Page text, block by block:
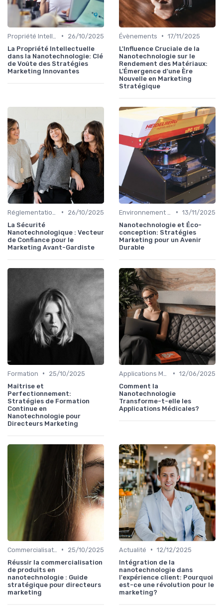
•
26/10/2025
La Propriété Intellectuelle
dans la Nanotechnologie: Clé
de Voûte des Stratégies
Marketing Innovantes
Évènements • 17/11/2025
L'Influence Cruciale de la
Nanotechnologie sur le
Rendement des Matériaux:
L’Émergence d'une Ère
Nouvelle en Marketing
Stratégique
•
26/10/2025
La Sécurité
Nanotechnologique : Vecteur
de Confiance pour le
Marketing Avant-Gardiste
• 13/11/2025
Nanotechnologie et Éco-
conception: Stratégies
Marketing pour un Avenir
Durable
Formation •
25/10/2025
Maîtrise et
Perfectionnement:
Stratégies de Formation
Continue en
Nanotechnologie pour
Directeurs Marketing
• 12/06/2025
Comment la
Nanotechnologie
Transforme-t-elle les
Applications Médicales?
•
25/10/2025
Réussir la commercialisation
de produits en
nanotechnologie : Guide
stratégique pour directeurs
marketing
Actualité • 12/12/2025
Intégration de la
nanotechnologie dans
l'expérience client: Pourquoi
est-ce une révolution pour le
marketing?